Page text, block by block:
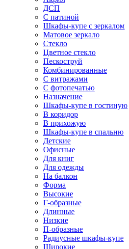
ДСП
С патиной
Шкафы-купе с зеркалом
Матовое зеркало
Стекло
Цветное стекло
Пескоструй
Комбинированные
С витражами
С фотопечатью
Назначение
Шкафы-купе в гостиную
В коридор
В прихожую
Шкафы-купе в спальню
Детские
Офисные
Для книг
Для одежды
На балкон
Форма
Высокие
Г-образные
Длинные
Низкие
П-образные
Радиусные шкафы-купе
Широкие